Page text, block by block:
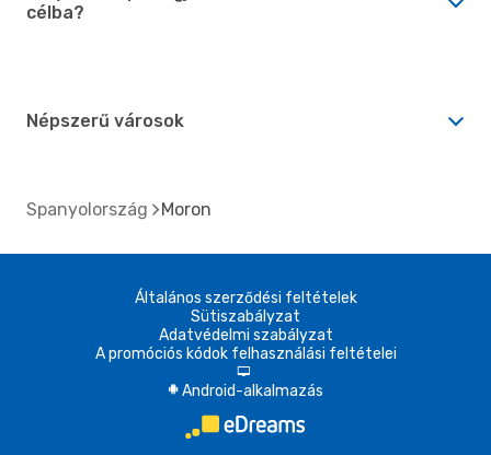
célba?
Népszerű városok
Spanyolország Moron
Általános szerződési feltételek
Sütiszabályzat
Adatvédelmi szabályzat
A promóciós kódok felhasználási feltételei
d
A Android-alkalmazás